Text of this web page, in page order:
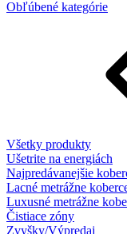
Obľúbené kategórie
Všetky produkty
Ušetrite na energiách
Najpredávanejšie
Lacné metrážne
Luxusné metrážne
Čistiace zóny
Zvyšky/Výpredaj